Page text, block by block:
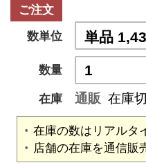
ご注文
数単位
数量
在庫
通販 在庫切
在庫の数はリアルタ
店舗の在庫を通信販